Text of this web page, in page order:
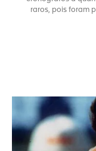
raros, pois foram